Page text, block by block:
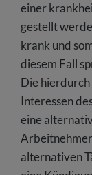
einer
gestellt
krank und
diesem Fall
Die
Interessen
eine
alternativen